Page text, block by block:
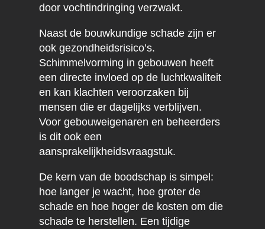
door vochtindringing verzwakt.
Naast de bouwkundige schade zijn er
ook gezondheidsrisico’s.
Schimmelvorming in gebouwen heeft
een directe invloed op de luchtkwaliteit
en kan klachten veroorzaken bij
mensen die er dagelijks verblijven.
Voor gebouweigenaren en beheerders
is dit ook een
aansprakelijkheidsvraagstuk.
De kern van de boodschap is simpel:
hoe langer je wacht, hoe groter de
schade en hoe hoger de kosten om die
schade te herstellen. Een tijdige